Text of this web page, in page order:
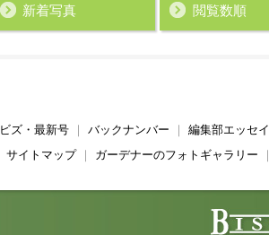
新着写真 閲覧数順
ビズ・最新号｜ バックナンバー 編集部エッセイ
サイトマップ｜ ガーデナーのフォトギャラリー